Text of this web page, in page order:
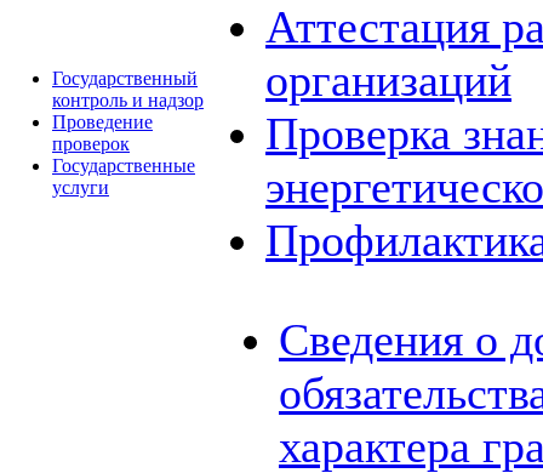
Государственный
контроль и надзор
Проведение
проверок
Государственные
услуги
Аттестация
организаций
Проверка
Сведения о
характера